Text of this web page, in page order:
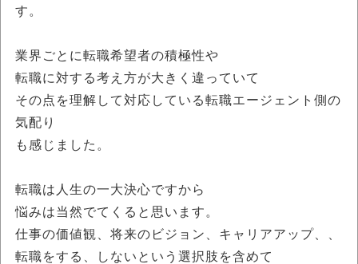
す。
業界ごとに転職希望者の積極性や
転職に対する考え方が大きく違っていて
その点を理解して対応している転職エージェント側の
気配り
も感じました。
転職は人生の一大決心ですから
悩みは当然でてくると思います。
仕事の価値観、将来のビジョン、キャリアアップ、、
転職をする、しないという選択肢を含めて